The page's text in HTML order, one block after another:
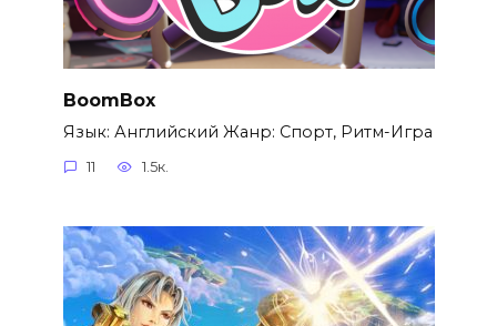
BoomBox
Язык: Английский Жанр: Спорт, Ритм-Игра
11 1.5к.